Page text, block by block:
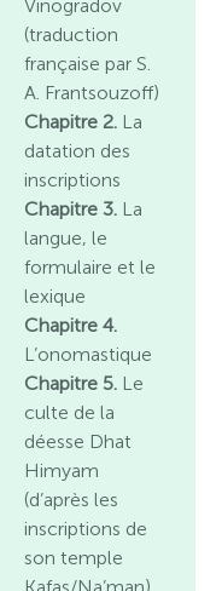
Vinogradov
(traduction
française par S.
A. Frantsouzoff)
Chapitre 2. La
datation des
inscriptions
Chapitre 3. La
langue, le
formulaire et le
lexique
Chapitre 4.
L’onomastique
Chapitre 5. Le
culte de la
déesse Dhat
Himyam
(d’après les
inscriptions de
son temple